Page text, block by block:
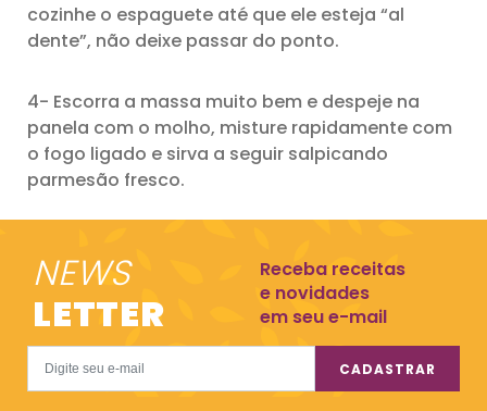
cozinhe o espaguete até que ele esteja “al
dente”, não deixe passar do ponto.
4- Escorra a massa muito bem e despeje na
panela com o molho, misture rapidamente com
o fogo ligado e sirva a seguir salpicando
parmesão fresco.
NEWS
LETTER
Receba receitas
e novidades
em seu e-mail
CADASTRAR